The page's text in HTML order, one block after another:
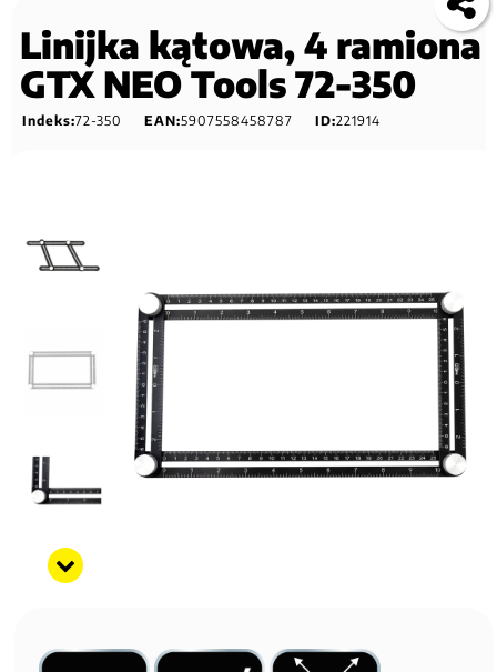
Linijka kątowa, 4 ramiona
GTX NEO Tools 72-350
Indeks:72-350 EAN:5907558458787 ID:221914